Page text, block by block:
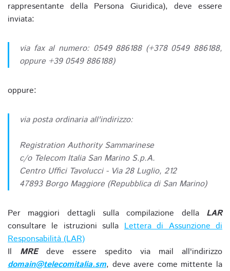
rappresentante della Persona Giuridica), deve essere
inviata:
via fax al numero: 0549 886188 (+378 0549 886188,
oppure +39 0549 886188)
oppure:
via posta ordinaria all'indirizzo:
Registration Authority Sammarinese
c/o Telecom Italia San Marino S.p.A.
Centro Uffici Tavolucci - Via 28 Luglio, 212
47893 Borgo Maggiore (Repubblica di San Marino)
Per maggiori dettagli sulla compilazione della LAR
consultare le istruzioni sullaLettera di Assunzione di
Responsabilità (LAR)
Il MREdeve essere spedito via mail all'indirizzo
domain@telecomitalia.sm, deve avere come mittente la